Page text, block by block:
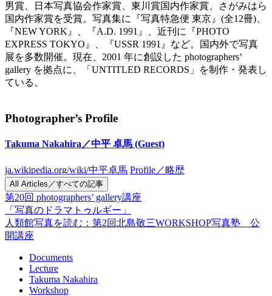
男賞、日本写真協会作家賞、東川賞国内作家賞、さがみはら
国内作家賞を受賞。写真集に『写真特急便 東京』(全12冊)、
『NEW YORK』、『A.D. 1991』、近刊に『PHOTO
EXPRESS TOKYO』、『USSR 1991』など。国内外で写真
展を多数開催。現在、2001 年に創設した photographers’
gallery を拠点に、「UNTITLED RECORDS」を制作・発表し
ている。
Photographer’s Profile
Takuma Nakahira／中平 卓馬 (Guest)
ja.wikipedia.org/wiki/中平卓馬 Profile／略歴
All Articles／すべての記事
第20回 photographers’ gallery講座
「写真のドラマトゥルギー」
人類館写真を読む： 第2回北島敬三WORKSHOP写真塾 公
開講座
Documents
Lecture
Takuma Nakahira
Workshop